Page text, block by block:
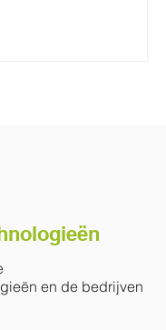
en de bedrijven